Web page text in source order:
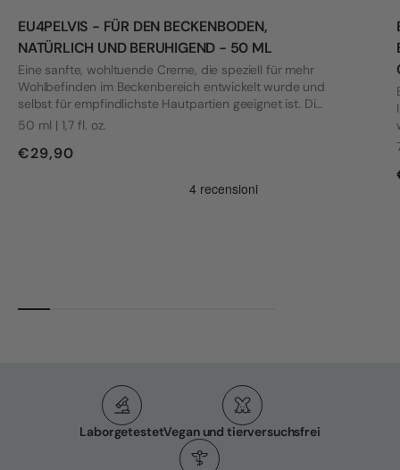
EU4PELVIS - FÜR DEN BECKENBODEN,
NATÜRLICH UND BERUHIGEND - 50 ML
Eine sanfte, wohltuende Creme, die speziell für mehr
Wohlbefinden im Beckenbereich entwickelt wurde und
selbst für empfindlichste Hautpartien geeignet ist. Die
Formel wurde mit Blick auf die Bedürfnisse von Frauen
entwickelt.
50 ml | 1,7 fl. oz.
€29,90
LaborgetestetVegan und tierversuchsfrei